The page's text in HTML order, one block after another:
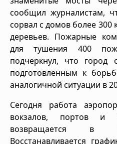
сообщил журналистам,
сорвал с домов более
деревьев. Пожарные
для тушения 400
подчеркнул, что город
подготовленным к
аналогичной ситуации в
Сегодня работа
вокзалов, портов и
возвращается в
Восстанавливается